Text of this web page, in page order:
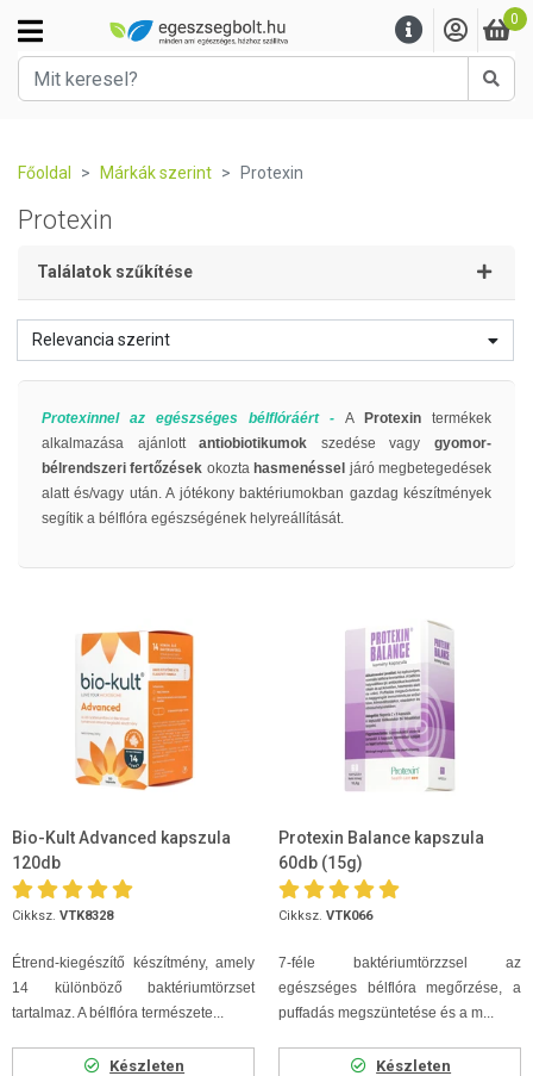
0
Főoldal Márkák szerint Protexin
Protexin
Találatok szűkítése
Relevancia szerint
Protexinnel az egészséges bélflóráért - A Protexin termékek
alkalmazása ajánlottantiobiotikumok szedése vagygyomor-
bélrendszeri fertőzések okozta hasmenéssel járó megbetegedések
alatt és/vagy után. A jótékony baktériumokban gazdag készítmények
segítik a bélflóra egészségének helyreállítását.
Bio-Kult Advanced kapszula
120db
Cikksz. VTK8328
Étrend-kiegészítő készítmény, amely
14 különböző baktériumtörzset
tartalmaz. A bélflóra természete...
Készleten
Protexin Balance kapszula
60db (15g)
Cikksz. VTK066
7-féle baktériumtörzzsel az
egészséges bélflóra megőrzése, a
puffadás megszüntetése és a m...
Készleten